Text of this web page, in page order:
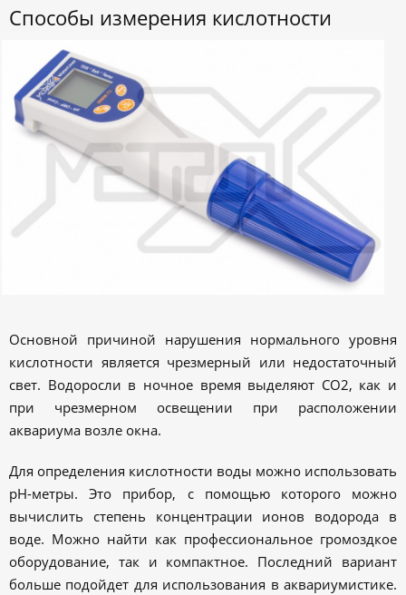
Способы измерения кислотности
Основной причиной нарушения нормального уровня
кислотности является чрезмерный или недостаточный
свет. Водоросли в ночное время выделяют CO2, как и
при чрезмерном освещении при расположении
аквариума возле окна.
Для определения кислотности воды можно использовать
pH-метры. Это прибор, с помощью которого можно
вычислить степень концентрации ионов водорода в
воде. Можно найти как профессиональное громоздкое
оборудование, так и компактное. Последний вариант
больше подойдет для использования в аквариумистике.